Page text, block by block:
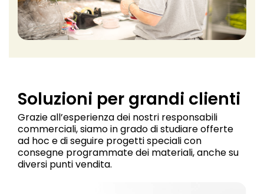
Soluzioni per grandi clienti
Grazie all’esperienza dei nostri responsabili
commerciali, siamo in grado di studiare offerte
ad hoc e di seguire progetti speciali con
consegne programmate dei materiali, anche su
diversi punti vendita.